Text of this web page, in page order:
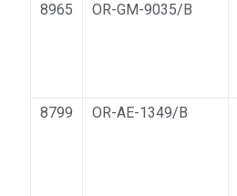
8965
OR-GM-9035/B
8799
OR-AE-1349/B